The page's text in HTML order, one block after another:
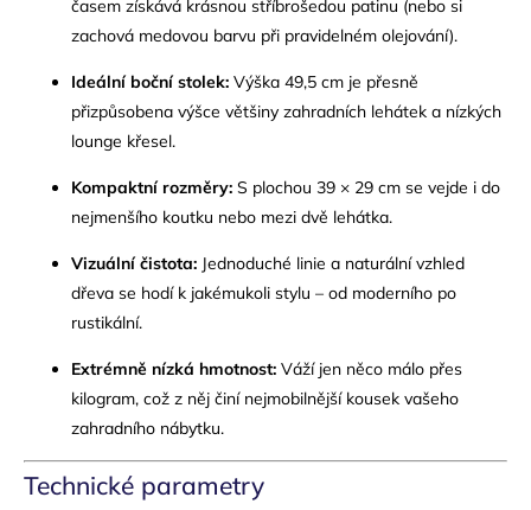
časem získává krásnou stříbrošedou patinu (nebo si
zachová medovou barvu při pravidelném olejování).
Ideální boční stolek: Výška 49,5 cm je přesně
přizpůsobena výšce většiny zahradních lehátek a nízkých
lounge křesel.
Kompaktní rozměry: S plochou 39 × 29 cm se vejde i do
nejmenšího koutku nebo mezi dvě lehátka.
Vizuální čistota: Jednoduché linie a naturální vzhled
dřeva se hodí k jakémukoli stylu – od moderního po
rustikální.
Extrémně nízká hmotnost: Váží jen něco málo přes
kilogram, což z něj činí nejmobilnější kousek vašeho
zahradního nábytku.
Technické parametry